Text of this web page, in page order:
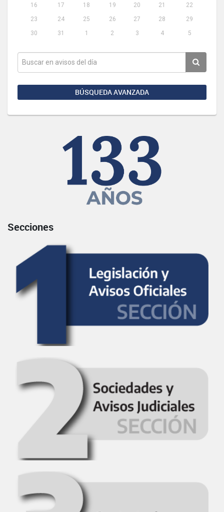
16
17 18 19 20 21
22
23
24 25 26 27 28
29
30
31 1 2 3 4 5
BÚSQUEDA AVANZADA
Secciones